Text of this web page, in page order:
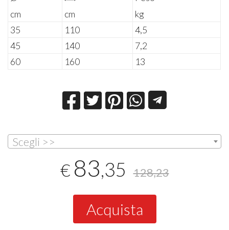
cm
cm
kg
35
110
4,5
45
140
7,2
60
160 13
Scegli >>
€ 83,35 128,23
Acquista